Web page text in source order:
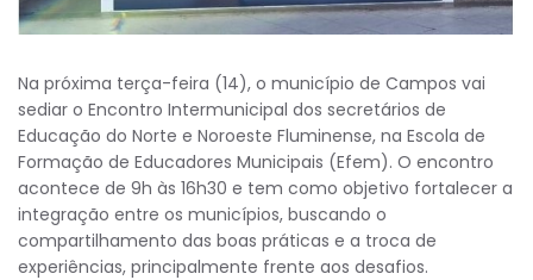
Na próxima terça-feira (14), o município de Campos vai
sediar o Encontro Intermunicipal dos secretários de
Educação do Norte e Noroeste Fluminense, na Escola de
Formação de Educadores Municipais (Efem). O encontro
acontece de 9h às 16h30 e tem como objetivo fortalecer a
integração entre os municípios, buscando o
compartilhamento das boas práticas e a troca de
experiências, principalmente frente aos desafios.